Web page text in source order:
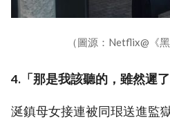
（圖源：Netflix@《
4.「那是我該聽的，雖然遲了
涎鎮母女接連被同珢送進監